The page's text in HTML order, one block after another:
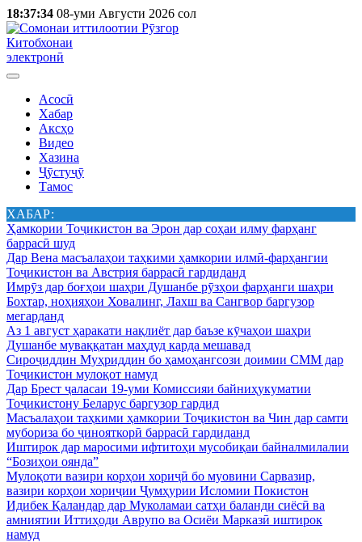
18:37:34 08-уми Августи 2026 сол
Китобхонаи
электронӣ
Асосӣ
Хабар
Аксҳо
Видео
Хазина
Ҷӯстуҷӯ
Тамос
ХАБАР:
Ҳамкории Тоҷикистон ва Эрон дар соҳаи илму фарҳанг
баррасӣ шуд
Дар Вена масъалаҳои таҳкими ҳамкории илмӣ-фарҳангии
Тоҷикистон ва Австрия баррасӣ гардиданд
Имрӯз дар боғҳои шаҳри Душанбе рӯзҳои фарҳанги шаҳри
Бохтар, ноҳияҳои Ховалинг, Лахш ва Сангвор баргузор
мегарданд
Аз 1 август ҳаракати нақлиёт дар баъзе кӯчаҳои шаҳри
Душанбе муваққатан маҳдуд карда мешавад
Сироҷиддин Муҳриддин бо ҳамоҳангсози доимии СММ дар
Тоҷикистон мулоқот намуд
Дар Брест ҷаласаи 19-уми Комиссияи байниҳукуматии
Тоҷикистону Беларус баргузор гардид
Масъалаҳои таҳкими ҳамкории Тоҷикистон ва Чин дар самти
мубориза бо ҷинояткорӣ баррасӣ гардиданд
Иштирок дар маросими ифтитоҳи мусобиқаи байналмилалии
“Бозиҳои оянда”
Мулоқоти вазири корҳои хориҷӣ бо муовини Сарвазир,
вазири корҳои хориҷии Ҷумҳурии Исломии Покистон
Идибек Қаландар дар Муколамаи сатҳи баланди сиёсӣ ва
амниятии Иттиҳоди Аврупо ва Осиёи Марказӣ иштирок
намуд